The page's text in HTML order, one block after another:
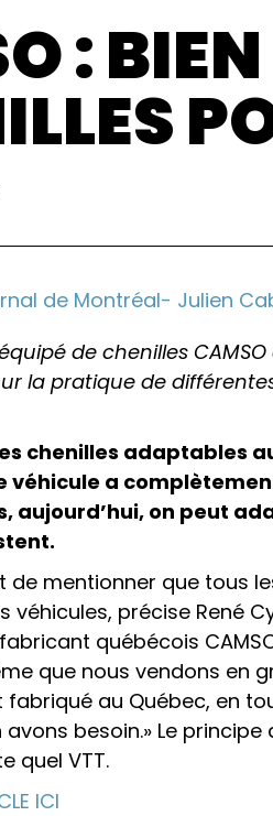
:
de Montréal- Julien
équipé de chenilles
la pratique de
chenilles adaptables
véhicule a
aujourd’hui, on peut
de mentionner que tous
véhicules, précise René
québécois
que nous vendons en
fabriqué au Québec, en
besoin.» Le
quel VTT.
ICI